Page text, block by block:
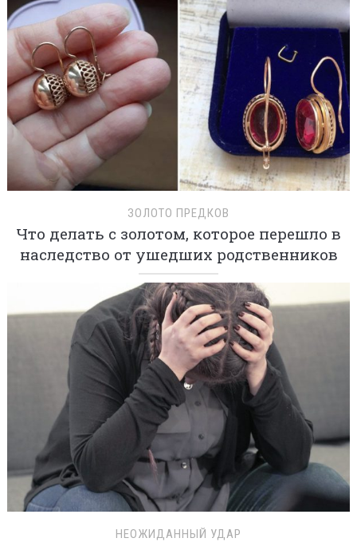
ЗОЛОТО ПРЕДКОВ
Что делать с золотом, которое перешло в
наследство от ушедших родственников
НЕОЖИДАННЫЙ УДАР